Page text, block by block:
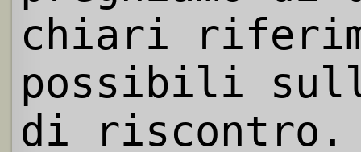
chiari
possibili
di riscontro.